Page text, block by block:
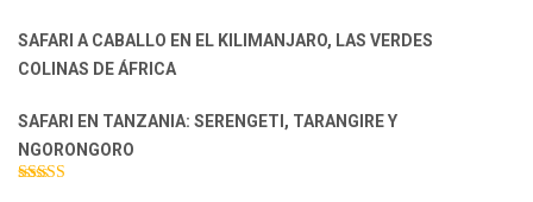
5.00de 5
SAFARI A CABALLO EN EL KILIMANJARO, LAS VERDES
COLINAS DE ÁFRICA
SAFARI EN TANZANIA: SERENGETI, TARANGIRE Y
NGORONGORO